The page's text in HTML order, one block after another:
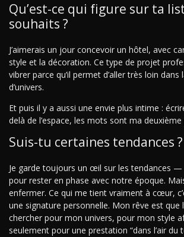
Qu’est-ce qui figure sur ta
souhaits ?
J’aimerais un jour concevoir un hôtel, avec
style et la décoration. Ce type de projet
vibrer parce qu’il permet d’aller très loin dans
d’univers.
Et puis il y a aussi une envie plus intime :
delà de l’espace, les mots sont ma deuxième
Suis-tu certaines tendances ?
Je garde toujours un œil sur les tendances —
pour rester en phase avec notre époque.
enfermer. Ce qui me tient vraiment à cœur,
une signature personnelle. Mon rêve est que
chercher pour mon univers, pour mon style
seulement pour une prestation “dans l’air du